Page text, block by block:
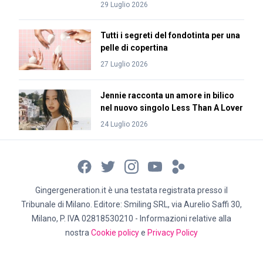
29 Luglio 2026
Tutti i segreti del fondotinta per una
pelle di copertina
27 Luglio 2026
Jennie racconta un amore in bilico
nel nuovo singolo Less Than A Lover
24 Luglio 2026
Gingergeneration.it è una testata registrata presso il
Tribunale di Milano. Editore: Smiling SRL, via Aurelio Saffi 30,
Milano, P. IVA 02818530210 - Informazioni relative alla
nostra Cookie policye Privacy Policy